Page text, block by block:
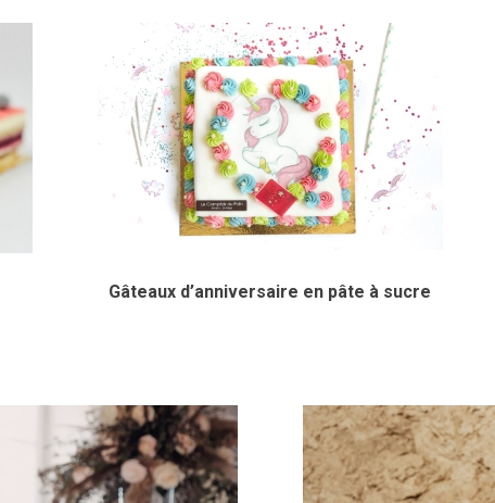
Gâteaux d’anniversaire en pâte à sucre